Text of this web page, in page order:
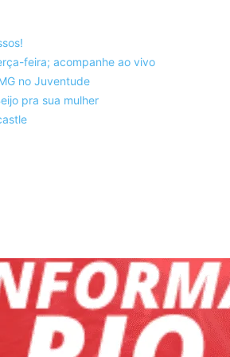
feira; acompanhe ao vivo
no Juventude
pra sua mulher